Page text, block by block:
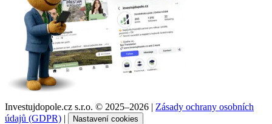
Investujdopole.cz s.r.o. © 2025–2026 | Zásady ochrany osobních
údajů (GDPR) | Nastavení cookies